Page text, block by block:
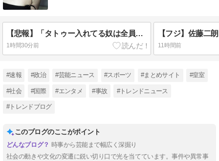
【悲報】「タトゥー入れてる奴は全員バカです」彫り師YouTuberの動画が話題
1時間30分前 11時間前
#速報 #政治 #芸能ニュース #スポーツ #まとめサイト #皇室
#社会 #国際 #エンタメ #事故 #トレンドニュース
#トレンドブログ
このブログのここがポイント
時事から芸能まで幅広く深掘り
社会の動きや文化の変遷に鋭い切り口で光を当てています。事件や異常事